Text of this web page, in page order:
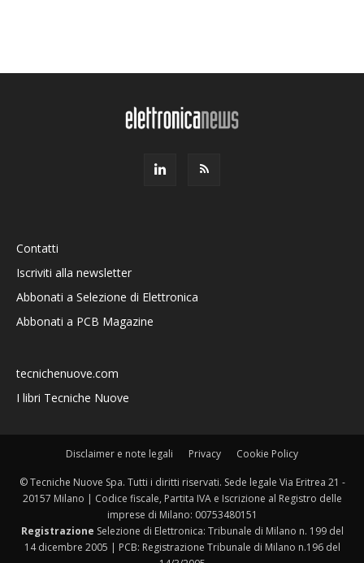
Contatti
Iscriviti alla newsletter
Abbonati a Selezione di Elettronica
Abbonati a PCB Magazine
tecnichenuove.com
I libri Tecniche Nuove
Disclaimer e note legali Privacy Cookie Policy
© Tecniche Nuove Spa. Tutti i diritti riservati. Sede legale Via Eritrea 21 -
20157 Milano | Codice fiscale, Partita IVA e Iscrizione al Registro delle
imprese di Milano: 00753480151
Registrazione Selezione di Elettronica: Tribunale di Milano n. 199 del
14 dicembre 2005 | PCB: Registrazione Tribunale di Milano n.196 del